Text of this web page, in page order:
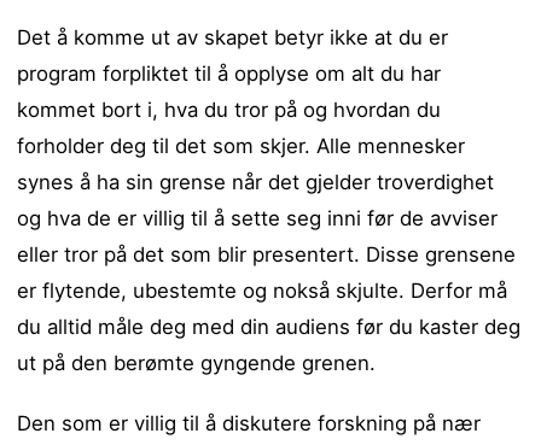
Det å komme ut av skapet betyr ikke at du er
program forpliktet til å opplyse om alt du har
kommet bort i, hva du tror på og hvordan du
forholder deg til det som skjer. Alle mennesker
synes å ha sin grense når det gjelder troverdighet
og hva de er villig til å sette seg inni før de avviser
eller tror på det som blir presentert. Disse grensene
er flytende, ubestemte og nokså skjulte. Derfor må
du alltid måle deg med din audiens før du kaster deg
ut på den berømte gyngende grenen.
Den som er villig til å diskutere forskning på nær